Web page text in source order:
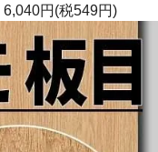
6,040円(税549円)